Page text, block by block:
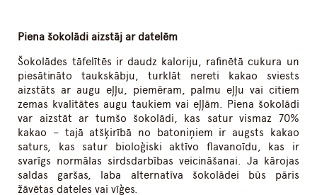
Piena šokolādi aizstāj ar datelēm
Šokolādes tāfelītēs ir daudz kaloriju, rafinētā cukura un
piesātināto taukskābju, turklāt nereti kakao sviests
aizstāts ar augu eļļu, piemēram, palmu eļļu vai citiem
zemas kvalitātes augu taukiem vai eļļām. Piena šokolādi
var aizstāt ar tumšo šokolādi, kas satur vismaz 70%
kakao – tajā atšķirībā no batoniņiem ir augsts kakao
saturs, kas satur bioloģiski aktīvo flavanoīdu, kas ir
svarīgs normālas sirdsdarbības veicināšanai. Ja kārojas
saldas garšas, laba alternatīva šokolādei būs pāris
žāvētas dateles vai vīģes.